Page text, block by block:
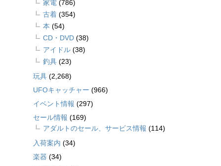
家電 (786)
古着 (354)
本 (54)
CD・DVD (38)
アイドル (38)
釣具 (23)
玩具 (2,268)
UFOキャッチャー (966)
イベント情報 (297)
セール情報 (169)
アダルトのセール、サービス情報 (114)
入荷案内 (34)
楽器 (34)